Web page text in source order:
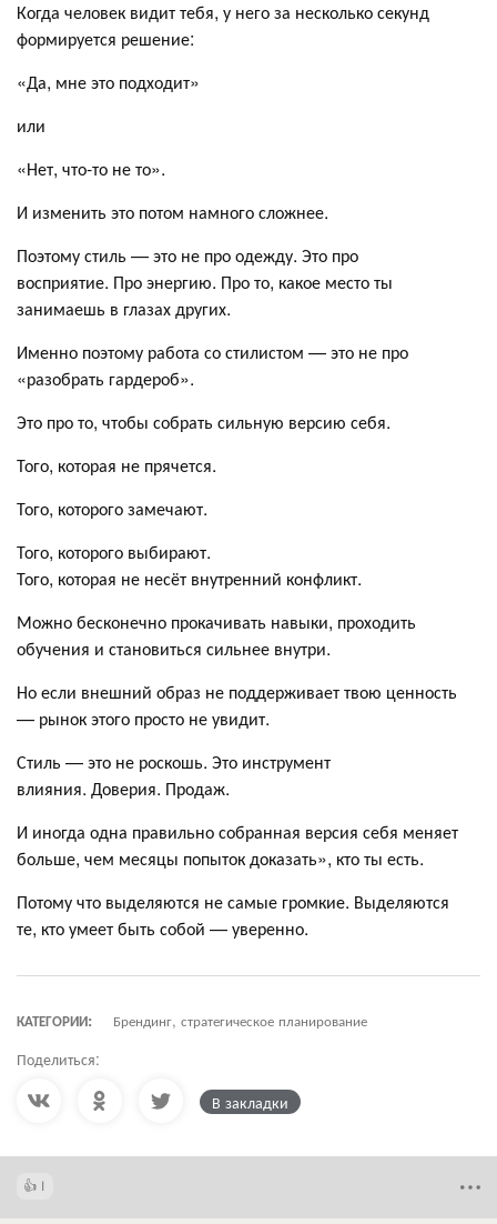
Когда человек видит тебя, у него за несколько секунд
формируется решение:
«Да, мне это подходит»
или
«Нет, что-то не то».
И изменить это потом намного сложнее.
Поэтому стиль — это не про одежду. Это про
восприятие. Про энергию. Про то, какое место ты
занимаешь в глазах других.
Именно поэтому работа со стилистом — это не про
«разобрать гардероб».
Это про то, чтобы собрать сильную версию себя.
Того, которая не прячется.
Того, которого замечают.
Того, которого выбирают.
Того, которая не несёт внутренний конфликт.
Можно бесконечно прокачивать навыки, проходить
обучения и становиться сильнее внутри.
Но если внешний образ не поддерживает твою ценность
— рынок этого просто не увидит.
Стиль — это не роскошь. Это инструмент
влияния. Доверия. Продаж.
И иногда одна правильно собранная версия себя меняет
больше, чем месяцы попыток доказать», кто ты есть.
Потому что выделяются не самые громкие. Выделяются
те, кто умеет быть собой — уверенно.
КАТЕГОРИИ: Брендинг, стратегическое планирование
Поделиться:
В закладки
1